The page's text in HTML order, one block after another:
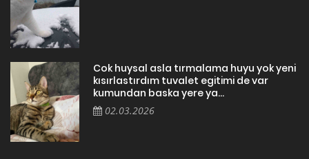
Cok huysal asla tırmalama huyu yok yeni
kısırlastırdım tuvalet egitimi de var
kumundan baska yere ya...
02.03.2026